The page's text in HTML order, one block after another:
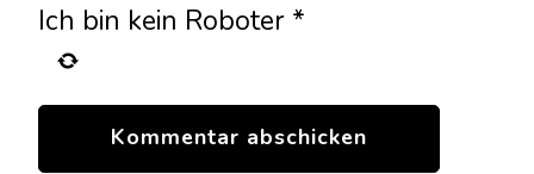
Ich bin kein Roboter *